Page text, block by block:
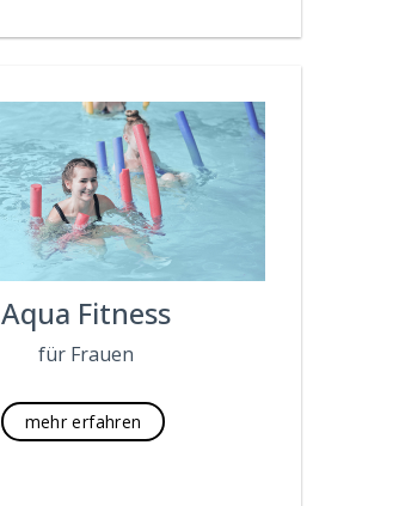
Aqua Fitness
für Frauen
mehr erfahren